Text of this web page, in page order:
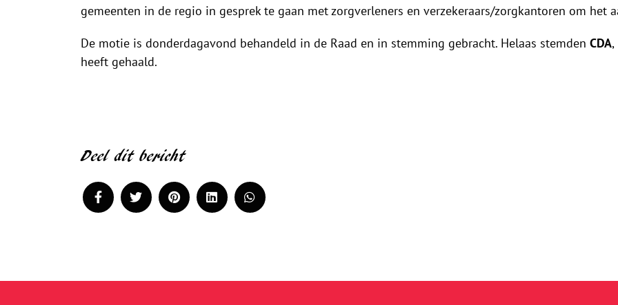
gemeenten in de regio in gesprek te gaan met zorgverleners en verzekeraars/zorgkantoren om het
De motie is donderdagavond behandeld in de Raad en in stemming gebracht. Helaas stemden CDA,
heeft gehaald.
Deel dit bericht